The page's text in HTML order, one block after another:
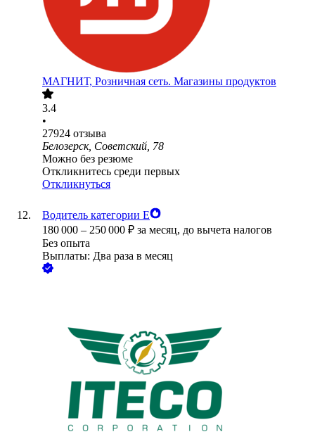
МАГНИТ, Розничная сеть. Магазины продуктов
3.4
•
27924 отзыва
Белозерск, Советский, 78
Можно без резюме
Откликнитесь среди первых
Откликнуться
Водитель категории Е
180 000 – 250 000 ₽ за месяц, до вычета налогов
Без опыта
Выплаты: Два раза в месяц